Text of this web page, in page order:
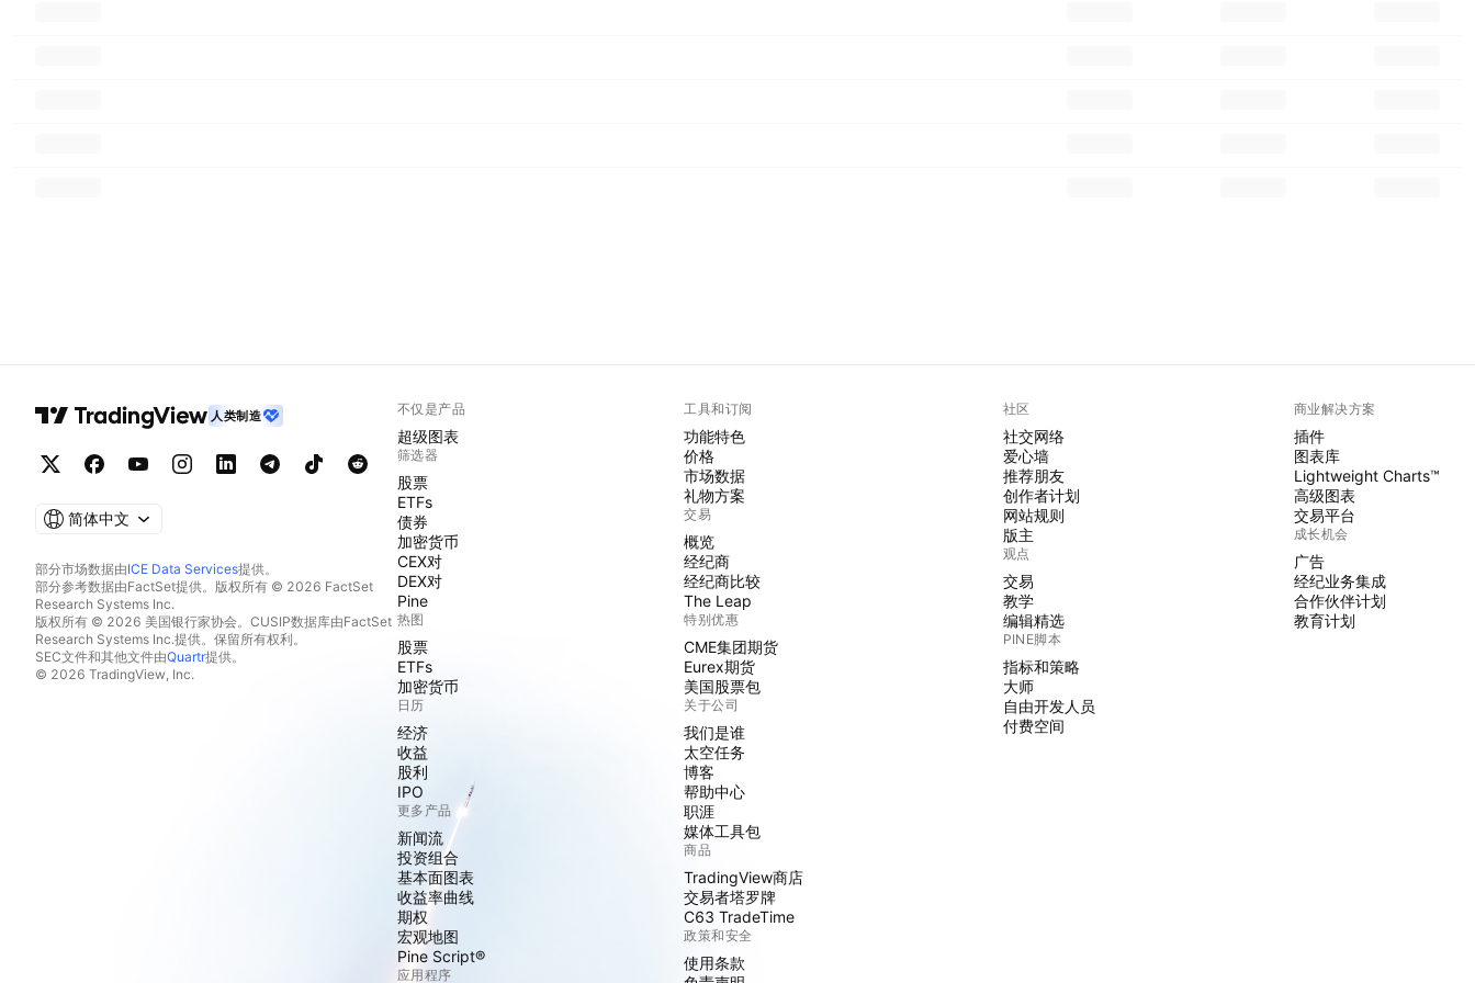
人类制造
简体中文
部分市场数据由ICE Data Services提供。
部分参考数据由FactSet提供。版权所有 © 2026 FactSet
Research Systems Inc.
版权所有 © 2026 美国银行家协会。CUSIP数据库由FactSet
Research Systems Inc.提供。保留所有权利。
SEC文件和其他文件由Quartr提供。
© 2026 TradingView, Inc.
不仅是产品
超级图表
筛选器
股票
ETFs
债券
加密货币
CEX对
DEX对
Pine
热图
股票
ETFs
加密货币
日历
经济
收益
股利
IPO
更多产品
新闻流
投资组合
基本面图表
收益率曲线
期权
宏观地图
Pine Script®
应用程序
工具和订阅
功能特色
价格
市场数据
礼物方案
交易
概览
经纪商
经纪商比较
The Leap
特别优惠
CME集团期货
Eurex期货
美国股票包
关于公司
我们是谁
太空任务
博客
帮助中心
职涯
媒体工具包
商品
TradingView商店
交易者塔罗牌
C63 TradeTime
政策和安全
使用条款
社区
社交网络
爱心墙
推荐朋友
创作者计划
网站规则
版主
观点
交易
教学
编辑精选
PINE脚本
指标和策略
大师
自由开发人员
付费空间
商业解决方案
插件
图表库
Lightweight Charts™
高级图表
交易平台
成长机会
广告
经纪业务集成
合作伙伴计划
教育计划